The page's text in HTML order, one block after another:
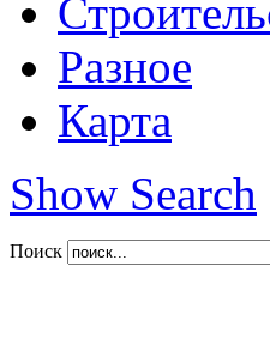
Разное
Карта
Show Search
Поиск